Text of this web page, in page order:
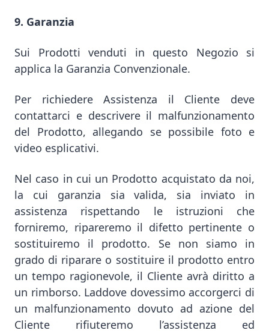
9. Garanzia
Sui Prodotti venduti in questo Negozio si
applica la Garanzia Convenzionale.
Per richiedere Assistenza il Cliente deve
contattarci e descrivere il malfunzionamento
del Prodotto, allegando se possibile foto e
video esplicativi.
Nel caso in cui un Prodotto acquistato da noi,
la cui garanzia sia valida, sia inviato in
assistenza rispettando le istruzioni che
forniremo, ripareremo il difetto pertinente o
sostituiremo il prodotto. Se non siamo in
grado di riparare o sostituire il prodotto entro
un tempo ragionevole, il Cliente avrà diritto a
un rimborso. Laddove dovessimo accorgerci di
un malfunzionamento dovuto ad azione del
Cliente rifiuteremo l’assistenza ed